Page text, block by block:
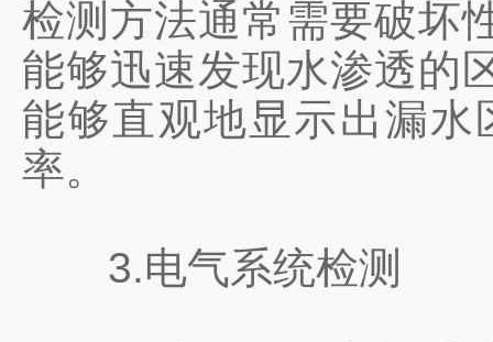
检测方法通常需要破坏
能够迅速发现水渗透的
能够直观地显示出漏
率。
3.电气系统检测